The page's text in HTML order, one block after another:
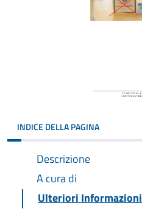
INDICE DELLA PAGINA
Descrizione
A cura di
Ulteriori Informazioni